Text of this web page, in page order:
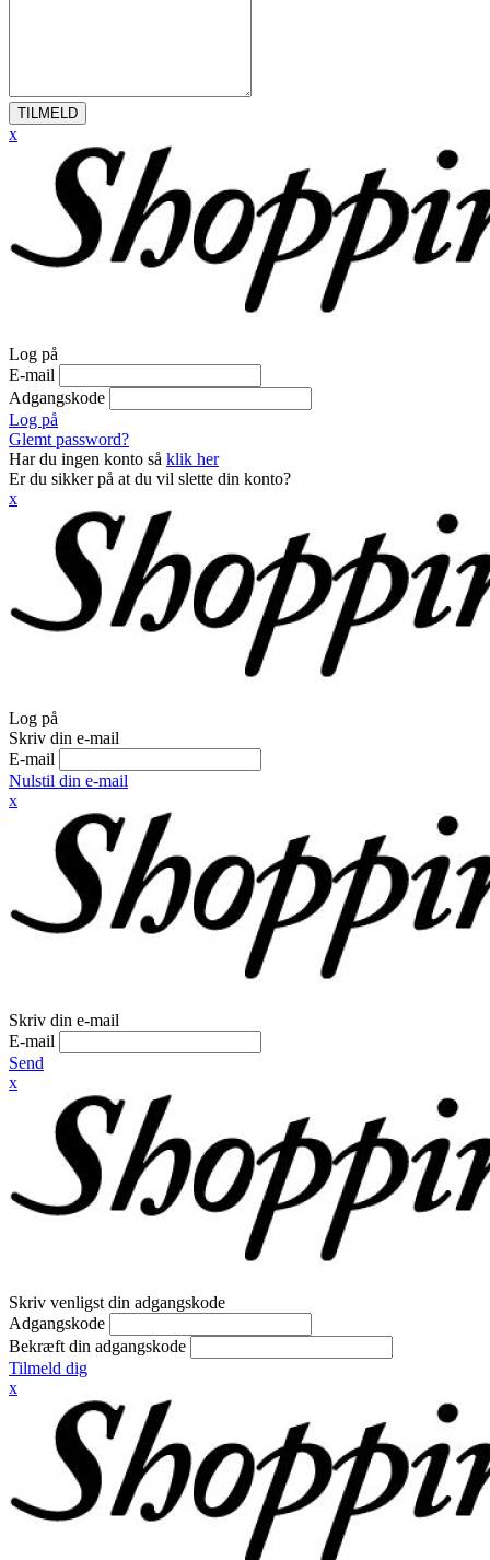
TILMELD
x
Log på
E-mail
Adgangskode
Log på
Glemt password?
Har du ingen konto så klik her
Er du sikker på at du vil slette din konto?
x
Log på
Skriv din e-mail
E-mail
Nulstil din e-mail
x
Skriv din e-mail
E-mail
Send
x
Skriv venligst din adgangskode
Adgangskode
Bekræft din adgangskode
Tilmeld dig
x